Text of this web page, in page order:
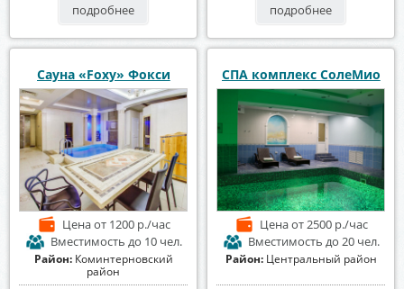
подробнее подробнее
Сауна «Foxy» Фокси
Ценаот 1200 р./час
Вместимость до 10 чел.
Район: Коминтерновский
район
СПА комплекс СолеМио
Ценаот 2500 р./час
Вместимость до 20 чел.
Район: Центральный район